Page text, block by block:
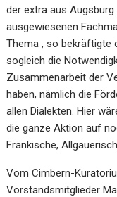
der extra aus
ausgewiesenen
Thema , so bekräftigte
sogleich die
Zusammenarbeit der
haben, nämlich die
allen Dialekten. Hier
die ganze Aktion auf
Fränkische,
Vom Cimbern-
Vorstandsmitglieder